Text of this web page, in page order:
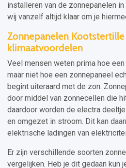
installeren van de zonnepanelen
wij vanzelf altijd klaar om je
Zonnepanelen
klimaatvoordelen
Veel mensen weten prima hoe
maar niet hoe een zonnepaneel
begint uiteraard met de zon.
door middel van zonnecellen die
daardoor worden de electra
en omgezet in stroom. Dit kan
elektrische ladingen van
Er zijn verschillende soorten
vergelijken. Heb je dit gedaan kun